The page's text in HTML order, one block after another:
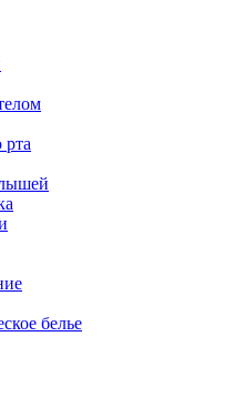
рта
белье